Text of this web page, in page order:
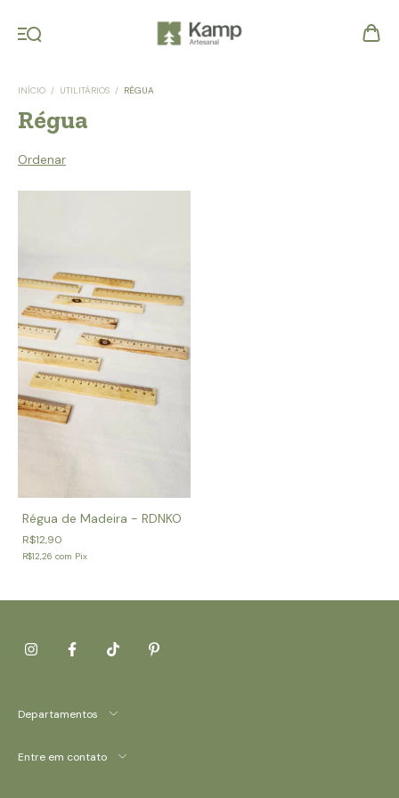
INÍCIO / UTILITÁRIOS / RÉGUA
Régua
Ordenar
Régua de Madeira - RDNKO
R$12,90
R$12,26 com Pix
Departamentos
Entre em contato